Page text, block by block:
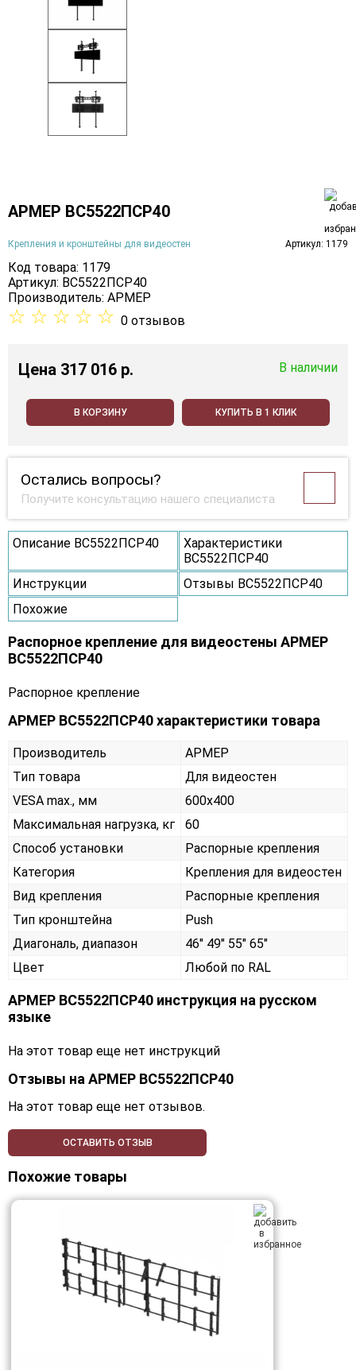
АРМЕР ВС5522ПСР40
Крепления и кронштейны для видеостен Артикул: 1179
Код товара: 1179
Артикул: ВС5522ПСР40
Производитель: АРМЕР
☆ ☆ ☆ ☆ ☆ 0 отзывов
Цена 317 016 p. В наличии
В КОРЗИНУ КУПИТЬ В 1 КЛИК
Остались вопросы?
Получите консультацию нашего специалиста
Описание ВС5522ПСР40
Характеристики
ВС5522ПСР40
Инструкции
Отзывы ВС5522ПСР40
Похожие
Распорное крепление для видеостены АРМЕР
ВС5522ПСР40
Распорное крепление
АРМЕР ВС5522ПСР40 характеристики товара
Производитель
АРМЕР
Тип товара
Для видеостен
VESA max., мм
600х400
Максимальная нагрузка, кг
60
Способ установки
Распорные крепления
Категория
Крепления для видеостен
Вид крепления
Распорные крепления
Тип кронштейна
Push
Диагональ, диапазон
46" 49" 55" 65"
Цвет
Любой по RAL
АРМЕР ВС5522ПСР40 инструкция на русском
языке
На этот товар еще нет инструкций
Отзывы на АРМЕР ВС5522ПСР40
На этот товар еще нет отзывов.
ОСТАВИТЬ ОТЗЫВ
Похожие товары